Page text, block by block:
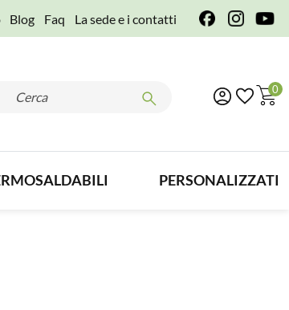
Blog Faq La sede e i contatti
0
PERSONALIZZATI